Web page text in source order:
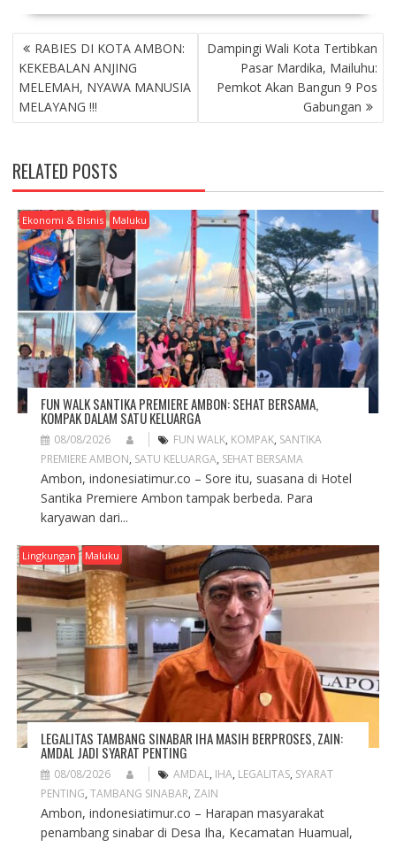
P
O
S
T
N
V
I
G
A
T
O
RABIES DI KOTA AMBON:
KEKEBALAN ANJING
MELEMAH, NYAWA MANUSIA
MELAYANG !!!
Dampingi Wali Kota Tertibkan
Pasar Mardika, Mailuhu:
Pemkot Akan Bangun 9 Pos
Gabungan
RELATED POSTS
Ekonomi & Bisnis Maluku
FUN WALK SANTIKA PREMIERE AMBON: SEHAT BERSAMA,
KOMPAK DALAM SATU KELUARGA
08/08/2026 FUN WALK, KOMPAK, SANTIKA
PREMIERE AMBON, SATU KELUARGA, SEHAT BERSAMA
Ambon, indonesiatimur.co – Sore itu, suasana di Hotel
Santika Premiere Ambon tampak berbeda. Para
karyawan dari...
Lingkungan Maluku
LEGALITAS TAMBANG SINABAR IHA MASIH BERPROSES, ZAIN:
AMDAL JADI SYARAT PENTING
08/08/2026 AMDAL, IHA, LEGALITAS, SYARAT
PENTING, TAMBANG SINABAR, ZAIN
Ambon, indonesiatimur.co – Harapan masyarakat
penambang sinabar di Desa Iha, Kecamatan Huamual,